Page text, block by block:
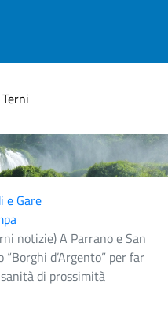
e Gare
notizie) A Parrano e San
d’Argento” per far
di prossimità